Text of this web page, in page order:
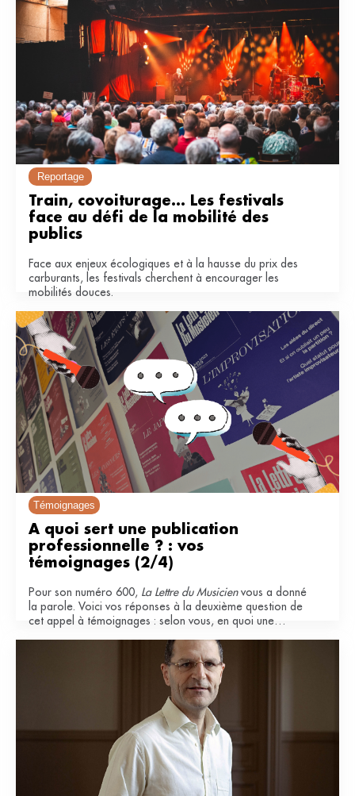
Reportage
Train, covoiturage... Les festivals
face au défi de la mobilité des
publics
Face aux enjeux écologiques et à la hausse du prix des
carburants, les festivals cherchent à encourager les
mobilités douces.
Témoignages
À quoi sert une publication
professionnelle ? : vos
témoignages (2/4)
Pour son numéro 600, La Lettre du Musicienvous a donné
la parole. Voici vos réponses à la deuxième question de
cet appel à témoignages : selon vous, en quoi une